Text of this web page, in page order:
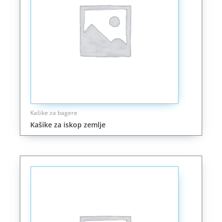
Kašike za bagere
Kašike za iskop zemlje